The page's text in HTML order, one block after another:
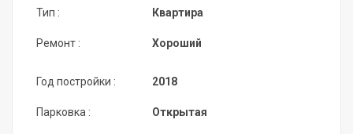
Тип :
Ремонт :
Квартира
Хороший
Год постройки :
Парковка :
2018
Открытая